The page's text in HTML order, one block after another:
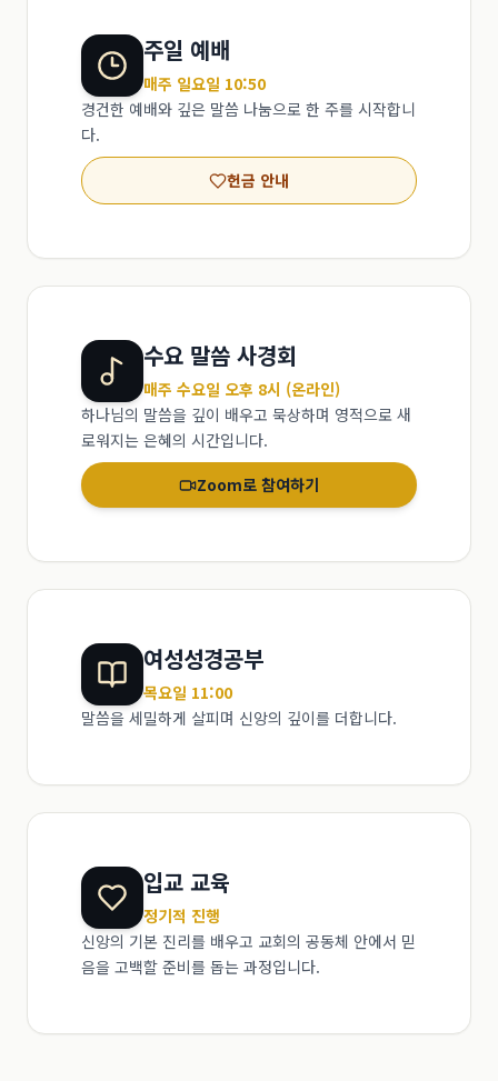
주일 예배
매주 일요일 10:50
경건한 예배와 깊은 말씀 나눔으로 한 주를 시작합니
다.
헌금 안내
수요 말씀 사경회
매주 수요일 오후 8시 (온라인)
하나님의 말씀을 깊이 배우고 묵상하며 영적으로 새
로워지는 은혜의 시간입니다.
Zoom로 참여하기
여성성경공부
목요일 11:00
말씀을 세밀하게 살피며 신앙의 깊이를 더합니다.
입교 교육
정기적 진행
신앙의 기본 진리를 배우고 교회의 공동체 안에서 믿
음을 고백할 준비를 돕는 과정입니다.